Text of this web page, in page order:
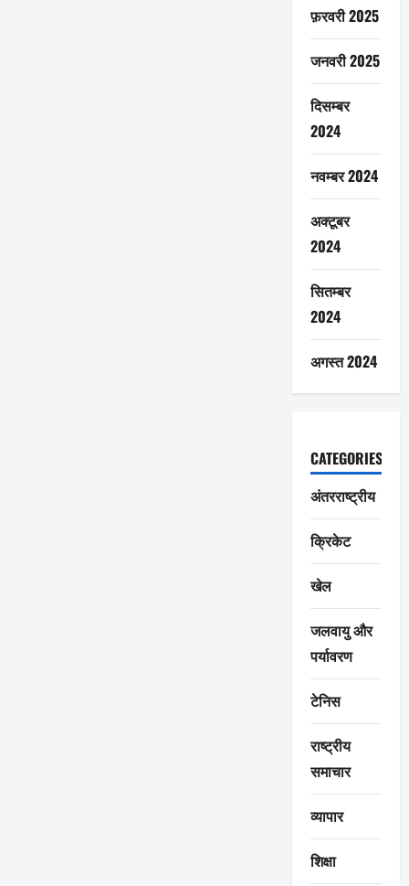
फ़रवरी 2025
जनवरी 2025
दिसम्बर
2024
नवम्बर 2024
अक्टूबर
2024
सितम्बर
2024
अगस्त 2024
CATEGORIES
अंतरराष्ट्रीय
क्रिकेट
खेल
जलवायु और
पर्यावरण
टेनिस
राष्ट्रीय
समाचार
व्यापार
शिक्षा